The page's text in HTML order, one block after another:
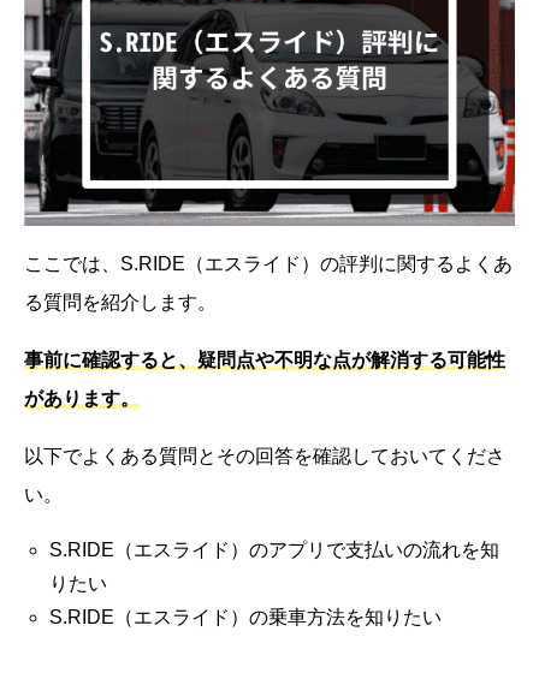
ここでは、S.RIDE（エスライド）の評判に関するよくあ
る質問を紹介します。
事前に確認すると、疑問点や不明な点が解消する可能性
があります。
以下でよくある質問とその回答を確認しておいてくださ
い。
S.RIDE（エスライド）のアプリで支払いの流れを知
りたい
S.RIDE（エスライド）の乗車方法を知りたい